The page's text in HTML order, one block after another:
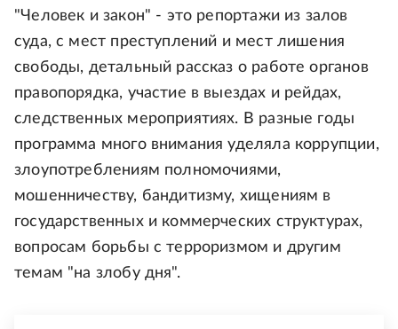
"Человек и закон" - это репортажи из залов
суда, с мест преступлений и мест лишения
свободы, детальный рассказ о работе органов
правопорядка, участие в выездах и рейдах,
следственных мероприятиях. В разные годы
программа много внимания уделяла коррупции,
злоупотреблениям полномочиями,
мошенничеству, бандитизму, хищениям в
государственных и коммерческих структурах,
вопросам борьбы с терроризмом и другим
темам "на злобу дня".